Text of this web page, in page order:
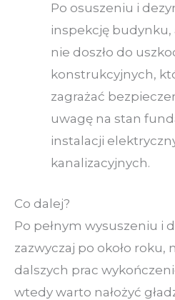
Po osuszeniu i
inspekcję budynku,
nie doszło do
konstrukcyjnych,
zagrażać
uwagę na stan
instalacji
kanalizacyjnych.
Co dalej?
Po pełnym wysuszeniu i
zazwyczaj po około roku,
dalszych prac
wtedy warto nałożyć